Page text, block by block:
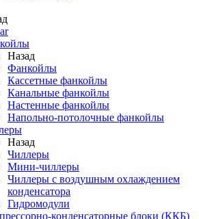
Назад
Фанкойлы
Кассетные фанкойлы
Канальные фанкойлы
Настенные фанкойлы
Напольно-потолочные фанкойлы
Назад
Чиллеры
Мини-чиллеры
Чиллеры с воздушным охлаждением
конденсатора
Гидромодули
конденсаторные блоки (ККБ)